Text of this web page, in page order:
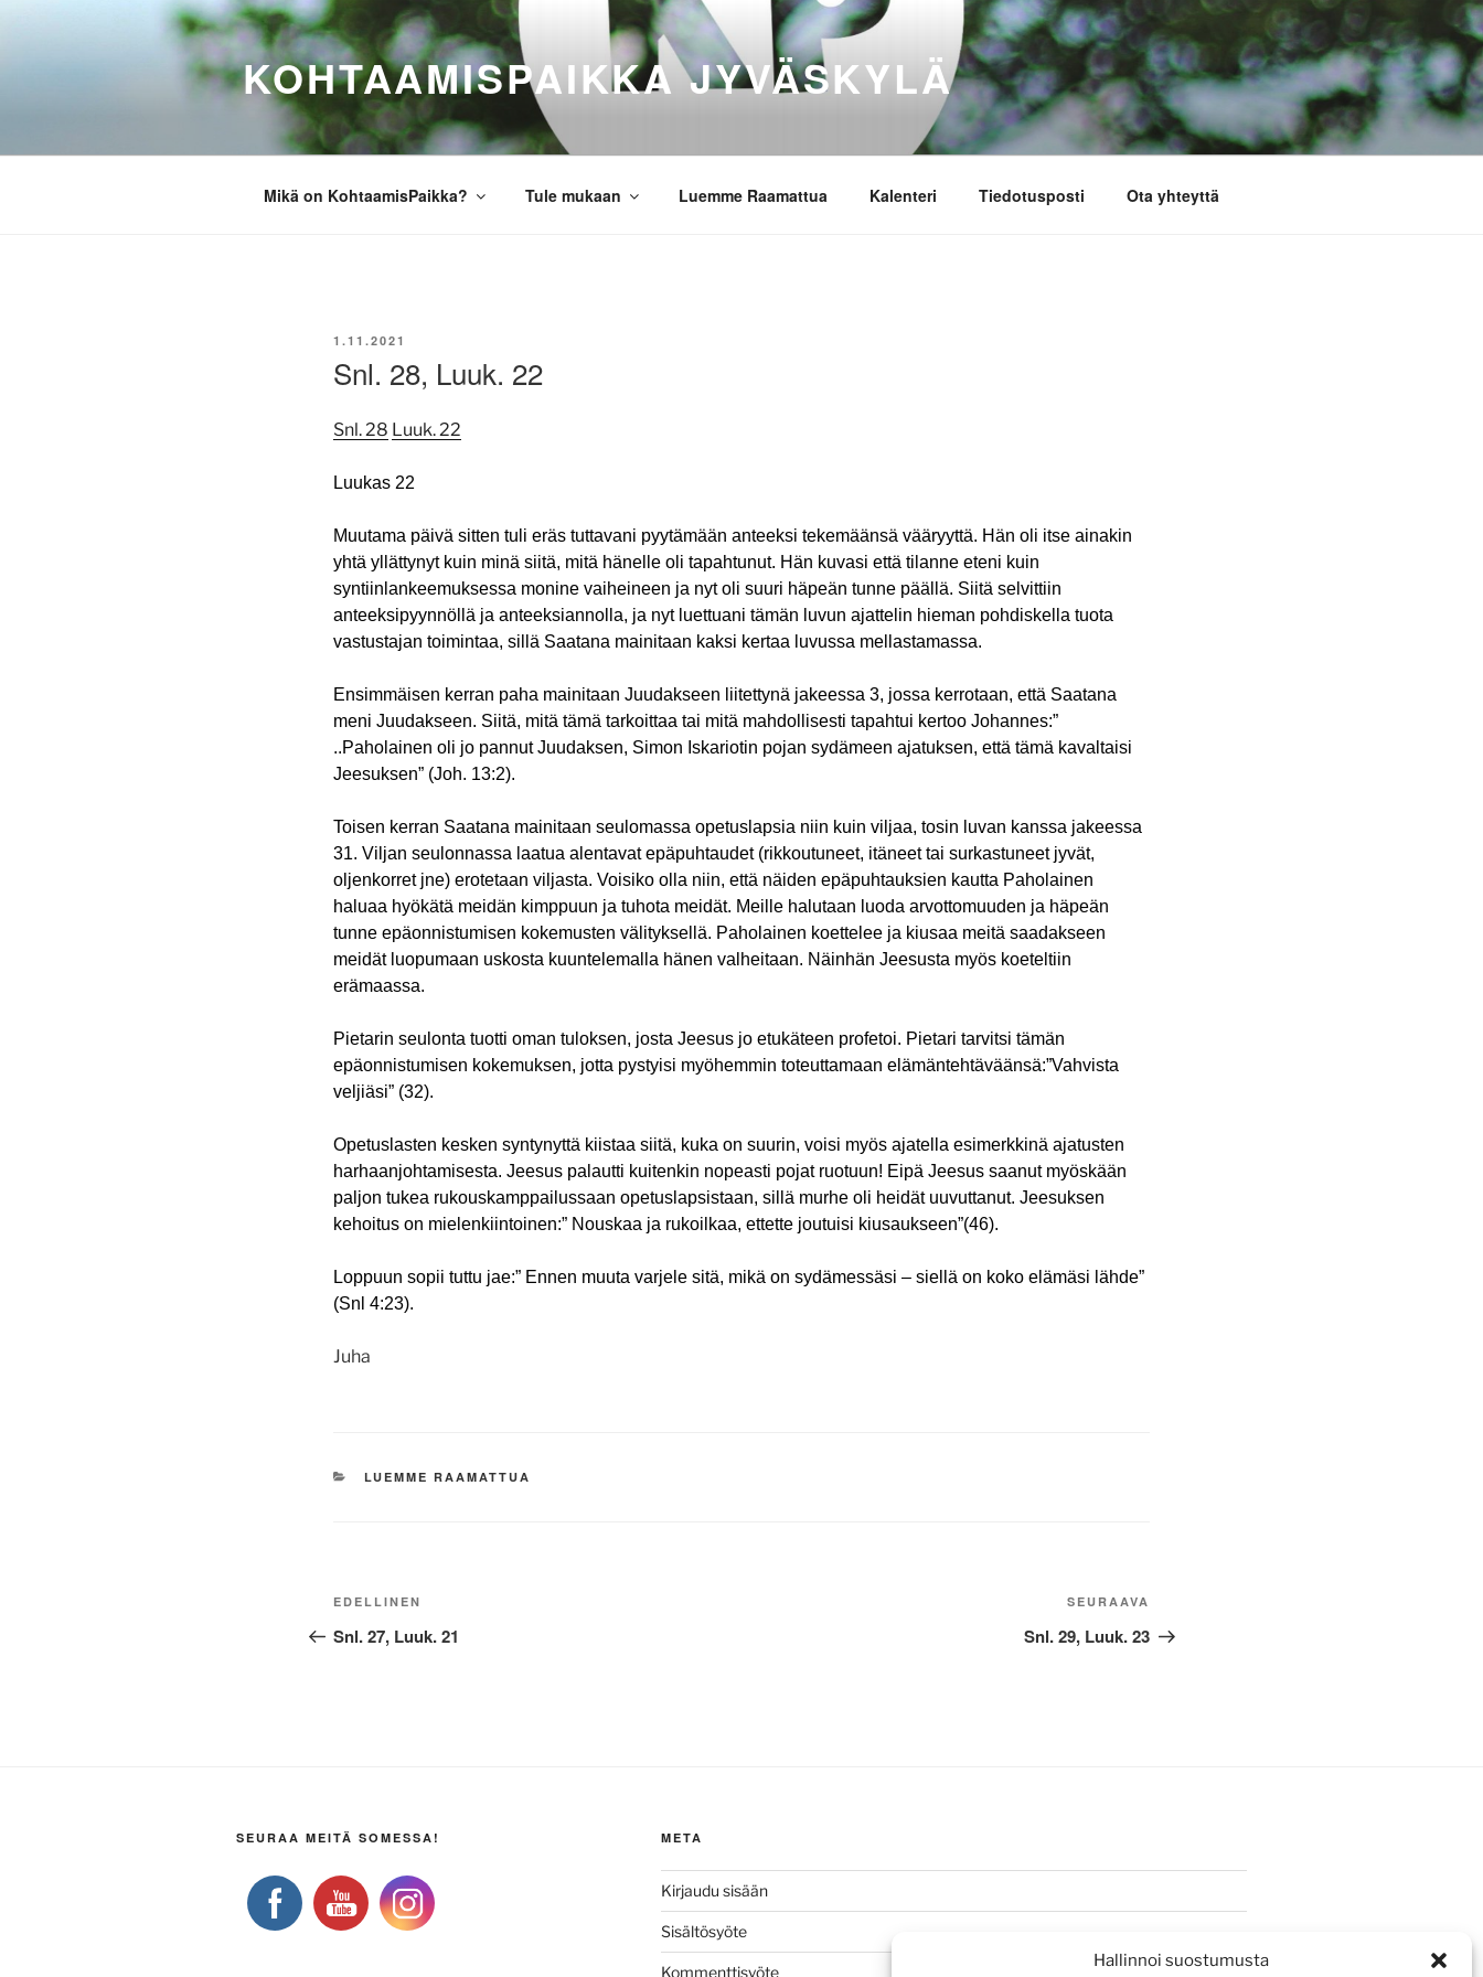
Hallinnoi suostumusta
KOHTAAMISPAIKKA JYVÄSKYLÄ
Mikä on KohtaamisPaikka? Tule mukaan Luemme Raamattua Kalenteri Tiedotusposti Ota yhteyttä
JULKAISTU
1.11.2021
Snl. 28, Luuk. 22
Snl. 28 Luuk. 22
Luukas 22
Muutama päivä sitten tuli eräs tuttavani pyytämään anteeksi tekemäänsä vääryyttä. Hän oli itse ainakin
yhtä yllättynyt kuin minä siitä, mitä hänelle oli tapahtunut. Hän kuvasi että tilanne eteni kuin
syntiinlankeemuksessa monine vaiheineen ja nyt oli suuri häpeän tunne päällä. Siitä selvittiin
anteeksipyynnöllä ja anteeksiannolla, ja nyt luettuani tämän luvun ajattelin hieman pohdiskella tuota
vastustajan toimintaa, sillä Saatana mainitaan kaksi kertaa luvussa mellastamassa.
Ensimmäisen kerran paha mainitaan Juudakseen liitettynä jakeessa 3, jossa kerrotaan, että Saatana
meni Juudakseen. Siitä, mitä tämä tarkoittaa tai mitä mahdollisesti tapahtui kertoo Johannes:”
..Paholainen oli jo pannut Juudaksen, Simon Iskariotin pojan sydämeen ajatuksen, että tämä kavaltaisi
Jeesuksen” (Joh. 13:2).
Toisen kerran Saatana mainitaan seulomassa opetuslapsia niin kuin viljaa, tosin luvan kanssa jakeessa
31. Viljan seulonnassa l aatua alentavat epäpuhtaudet (rikkoutuneet, itäneet tai surkastuneet jyvät,
oljenkorret jne) erotetaan viljasta. Voisiko olla niin, että näiden epäpuhtauksien kautta Paholainen
haluaa hyökätä meidän kimppuun ja tuhota meidät. Meille halutaan luoda arvottomuuden ja häpeän
tunne epäonnistumisen kokemusten välityksellä. Paholainen koettelee ja kiusaa meitä saadakseen
meidät luopumaan uskosta kuuntelemalla hänen valheitaan. Näinhän Jeesusta myös koeteltiin
erämaassa.
Pietarin seulonta tuotti oman tuloksen, josta Jeesus jo etukäteen profetoi. Pietari tarvitsi tämän
epäonnistumisen kokemuksen, jotta pystyisi myöhemmin toteuttamaan elämäntehtäväänsä:”Vahvista
veljiäsi” (32).
Opetuslasten kesken syntynyttä kiistaa siitä, kuka on suurin, voisi myös ajatella esimerkkinä ajatusten
harhaanjohtamisesta. Jeesus palautti kuitenkin nopeasti pojat ruotuun! Eipä Jeesus saanut myöskään
paljon tukea rukouskamppailussaan opetuslapsistaan, sillä murhe oli heidät uuvuttanut. Jeesuksen
kehoitus on mielenkiintoinen:” Nouskaa ja rukoilkaa, ettette joutuisi kiusaukseen”(46).
Loppuun sopii tuttu jae:” Ennen muuta varjele sitä, mikä on sydämessäsi – siellä on koko elämäsi lähde”
(Snl 4:23).
Juha
KATEGORIAT
LUEMME RAAMATTUA
Artikkelien
selaus
Edellinen
artikkeli
EDELLINEN
Snl. 27, Luuk. 21
artikkeli
SEURAAVA
Snl. 29, Luuk. 23
SEURAA MEITÄ SOMESSA! META
Kirjaudu sisään
Sisältösyöte
Kommenttisyöte